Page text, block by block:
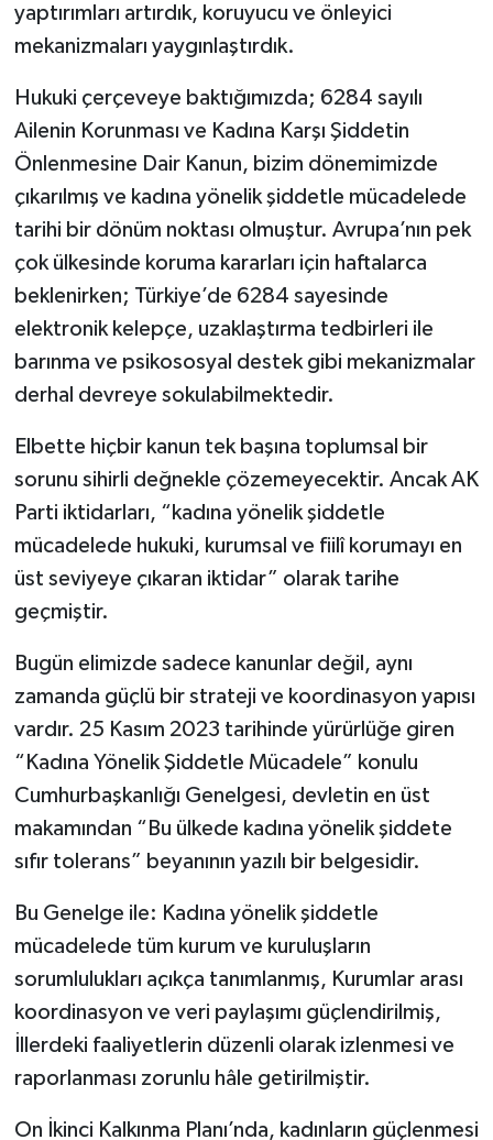
yaptırımları artırdık, koruyucu ve önleyici
mekanizmaları yaygınlaştırdık.
Hukuki çerçeveye baktığımızda; 6284 sayılı
Ailenin Korunması ve Kadına Karşı Şiddetin
Önlenmesine Dair Kanun, bizim dönemimizde
çıkarılmış ve kadına yönelik şiddetle mücadelede
tarihi bir dönüm noktası olmuştur. Avrupa’nın pek
çok ülkesinde koruma kararları için haftalarca
beklenirken; Türkiye’de 6284 sayesinde
elektronik kelepçe, uzaklaştırma tedbirleri ile
barınma ve psikososyal destek gibi mekanizmalar
derhal devreye sokulabilmektedir.
Elbette hiçbir kanun tek başına toplumsal bir
sorunu sihirli değnekle çözemeyecektir. Ancak AK
Parti iktidarları, “kadına yönelik şiddetle
mücadelede hukuki, kurumsal ve fiilî korumayı en
üst seviyeye çıkaran iktidar” olarak tarihe
geçmiştir.
Bugün elimizde sadece kanunlar değil, aynı
zamanda güçlü bir strateji ve koordinasyon yapısı
vardır. 25 Kasım 2023 tarihinde yürürlüğe giren
“Kadına Yönelik Şiddetle Mücadele” konulu
Cumhurbaşkanlığı Genelgesi, devletin en üst
makamından “Bu ülkede kadına yönelik şiddete
sıfır tolerans” beyanının yazılı bir belgesidir.
Bu Genelge ile: Kadına yönelik şiddetle
mücadelede tüm kurum ve kuruluşların
sorumlulukları açıkça tanımlanmış, Kurumlar arası
koordinasyon ve veri paylaşımı güçlendirilmiş,
İllerdeki faaliyetlerin düzenli olarak izlenmesi ve
raporlanması zorunlu hâle getirilmiştir.
On İkinci Kalkınma Planı’nda, kadınların güçlenmesi